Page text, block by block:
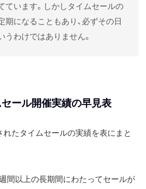
ています。しかしタイムセールの
期になることもあり、必ずその日
うわけではありません。
ール開催実績の早見表
れたタイムセールの実績を表にまと
間以上の長期間にわたってセールが